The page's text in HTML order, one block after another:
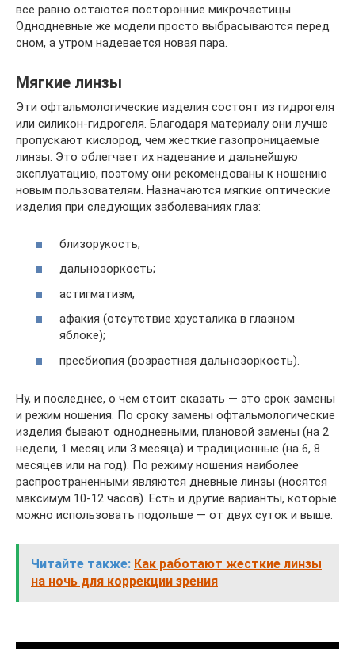
все равно остаются посторонние микрочастицы.
Однодневные же модели просто выбрасываются перед
сном, а утром надевается новая пара.
Мягкие линзы
Эти офтальмологические изделия состоят из гидрогеля
или силикон-гидрогеля. Благодаря материалу они лучше
пропускают кислород, чем жесткие газопроницаемые
линзы. Это облегчает их надевание и дальнейшую
эксплуатацию, поэтому они рекомендованы к ношению
новым пользователям. Назначаются мягкие оптические
изделия при следующих заболеваниях глаз:
близорукость;
дальнозоркость;
астигматизм;
афакия (отсутствие хрусталика в глазном
яблоке);
пресбиопия (возрастная дальнозоркость).
Ну, и последнее, о чем стоит сказать — это срок замены
и режим ношения. По сроку замены офтальмологические
изделия бывают однодневными, плановой замены (на 2
недели, 1 месяц или 3 месяца) и традиционные (на 6, 8
месяцев или на год). По режиму ношения наиболее
распространенными являются дневные линзы (носятся
максимум 10-12 часов). Есть и другие варианты, которые
можно использовать подольше — от двух суток и выше.
Читайте также: Как работают жесткие линзы
на ночь для коррекции зрения